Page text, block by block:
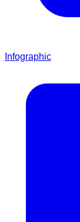
Infographic